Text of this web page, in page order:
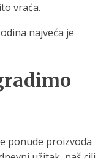
vraća.
najveća je
ponude proizvoda